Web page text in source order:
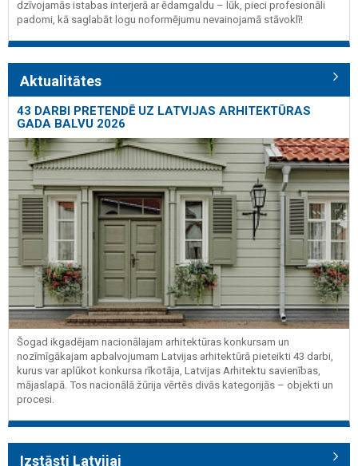
dzīvojamās istabas interjerā ar ēdamgaldu – lūk, pieci profesionāli
padomi, kā saglabāt logu noformējumu nevainojamā stāvoklī!
Aktualitātes
43 DARBI PRETENDĒ UZ LATVIJAS ARHITEKTŪRAS
GADA BALVU 2026
Šogad ikgadējam nacionālajam arhitektūras konkursam un
nozīmīgākajam apbalvojumam Latvijas arhitektūrā pieteikti 43 darbi,
kurus var aplūkot konkursa rīkotāja, Latvijas Arhitektu savienības,
mājaslapā. Tos nacionālā žūrija vērtēs divās kategorijās – objekti un
procesi.
Izstāsti Latvijai